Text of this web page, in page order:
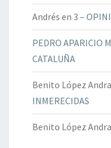
Andrés en 3 –
PEDRO APARICIO
CATALUÑA
Benito López
INMERECIDAS
Benito López